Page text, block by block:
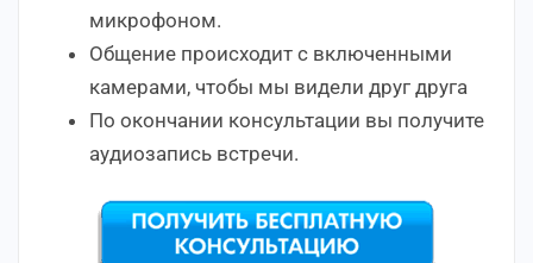
микрофоном.
Общение происходит с включенными
камерами, чтобы мы видели друг друга
По окончании консультации вы получите
аудиозапись встречи.